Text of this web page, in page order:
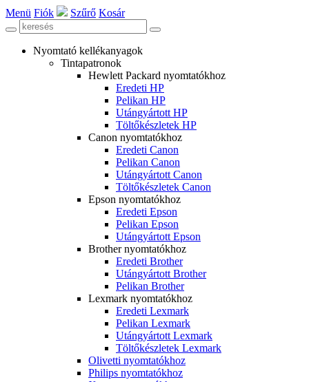
Menü Fiók Szűrő Kosár
Nyomtató kellékanyagok
Tintapatronok
Hewlett Packard nyomtatókhoz
Eredeti HP
Pelikan HP
Utángyártott HP
Töltőkészletek HP
Canon nyomtatókhoz
Eredeti Canon
Pelikan Canon
Utángyártott Canon
Töltőkészletek Canon
Epson nyomtatókhoz
Eredeti Epson
Pelikan Epson
Utángyártott Epson
Brother nyomtatókhoz
Eredeti Brother
Utángyártott Brother
Pelikan Brother
Lexmark nyomtatókhoz
Eredeti Lexmark
Pelikan Lexmark
Utángyártott Lexmark
Töltőkészletek Lexmark
Olivetti nyomtatókhoz
Philips nyomtatókhoz